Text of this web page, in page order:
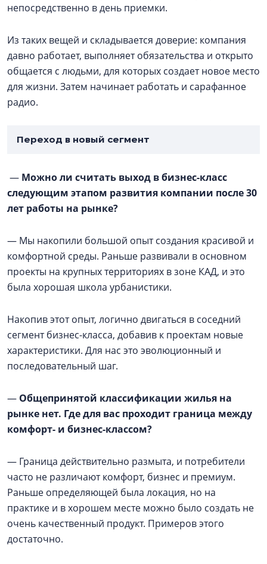
непосредственно в день приемки.
Из таких вещей и складывается доверие: компания
давно работает, выполняет обязательства и открыто
общается с людьми, для которых создает новое место
для жизни. Затем начинает работать и сарафанное
радио.
Переход в новый сегмент
— Можно ли считать выход в бизнес-класс
следующим этапом развития компании после 30
лет работы на рынке?
— Мы накопили большой опыт создания красивой и
комфортной среды. Раньше развивали в основном
проекты на крупных территориях в зоне КАД, и это
была хорошая школа урбанистики.
Накопив этот опыт, логично двигаться в соседний
сегмент бизнес-класса, добавив к проектам новые
характеристики. Для нас это эволюционный и
последовательный шаг.
— Общепринятой классификации жилья на
рынке нет. Где для вас проходит граница между
комфорт- и бизнес-классом?
— Граница действительно размыта, и потребители
часто не различают комфорт, бизнес и премиум.
Раньше определяющей была локация, но на
практике и в хорошем месте можно было создать не
очень качественный продукт. Примеров этого
достаточно.